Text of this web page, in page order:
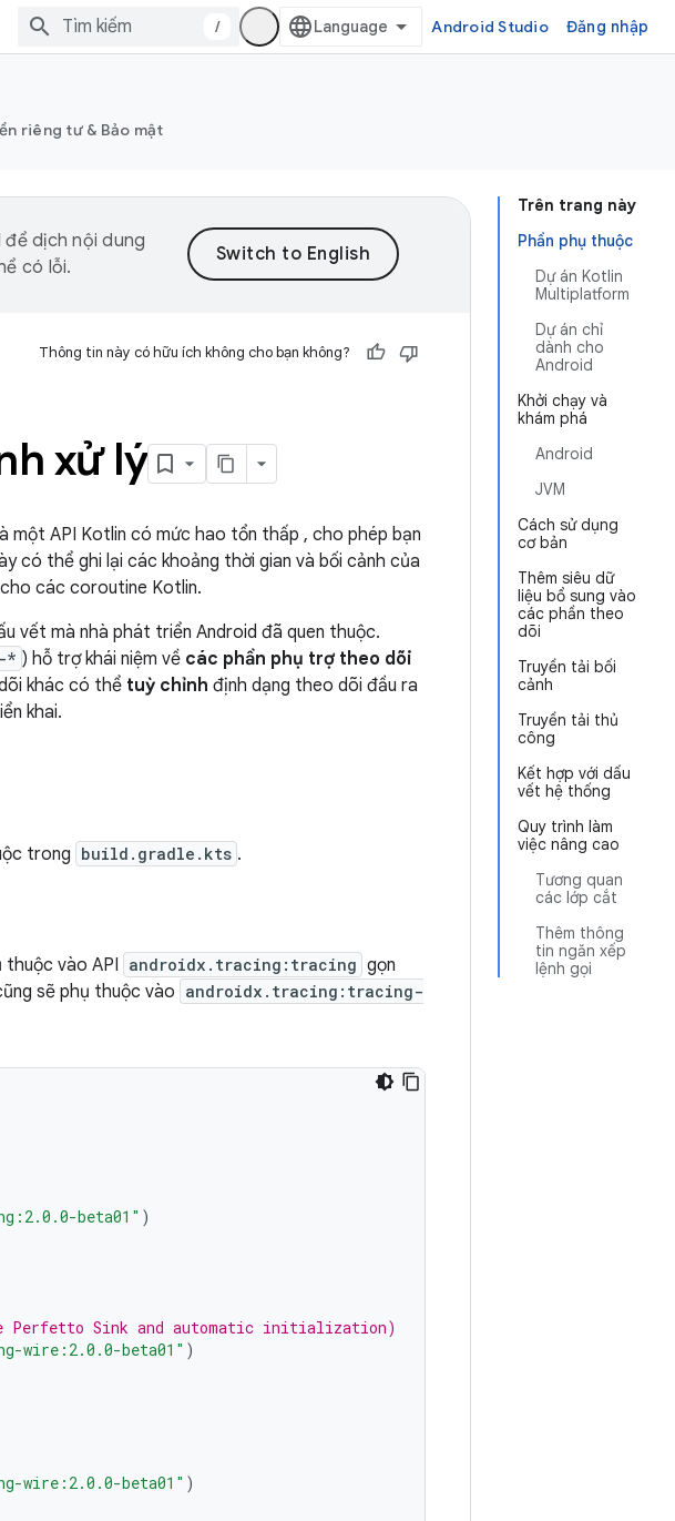
/ Android Studio Đăng nhập
riêng tư & Bảo mật
Trên trang này
Phần phụ thuộc
Dự án Kotlin
Multiplatform
Dự án chỉ
dành cho
Android
Khởi chạy và
khám phá
Android
JVM
Cách sử dụng
cơ bản
Thêm siêu dữ
liệu bổ sung vào
các phần theo
dõi
Truyền tải bối
cảnh
Truyền tải thủ
công
Kết hợp với dấu
vết hệ thống
Quy trình làm
việc nâng cao
Tương quan
các lớp cắt
Thêm thông
tin ngăn xếp
lệnh gọi
dịch nội dung
có lỗi.
Thông tin này có hữu ích không cho bạn không?
xử lý
một API Kotlin có mức hao tổn thấp , cho phép bạn
có thể ghi lại các khoảng thời gian và bối cảnh của
các coroutine Kotlin.
vết mà nhà phát triển Android đã quen thuộc.
* ) hỗ trợ khái niệm về các phần phụ trợ theo dõi
khác có thể tuỳ chỉnh định dạng theo dõi đầu ra
khai.
trong build.gradle.kts .
vào API androidx.tracing:tracing gọn
sẽ phụ thuộc vào androidx.tracing:tracing-
beta01" )
Perfetto Sink and automatic initialization)
wire:2.0.0-beta01" )
wire:2.0.0-beta01" )